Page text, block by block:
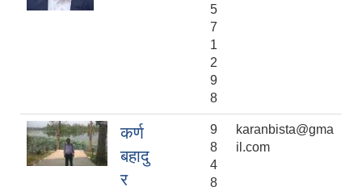
5
7
1
2
9
8
कर्ण
बहादु
र
9
8
4
8
karanbista@gma
il.com